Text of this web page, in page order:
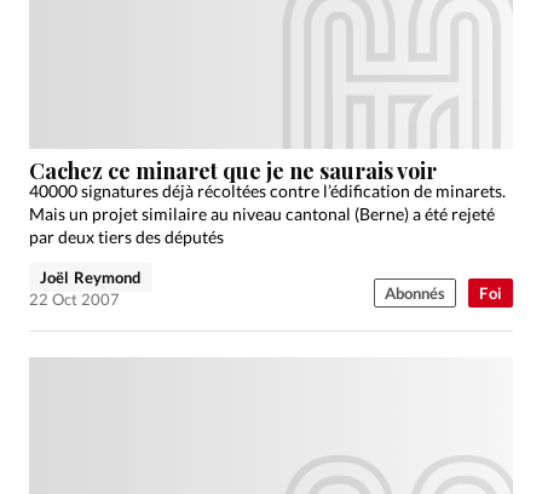
Foi
Cachez ce minaret que je ne saurais voir
40000 signatures déjà récoltées contre l’édification de minarets.
Mais un projet similaire au niveau cantonal (Berne) a été rejeté
par deux tiers des députés
Joël Reymond
22 Oct 2007
Abonnés